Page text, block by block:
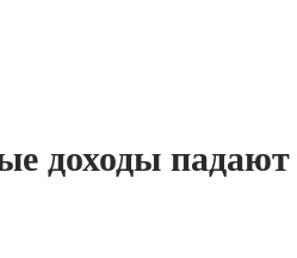
доходы падают